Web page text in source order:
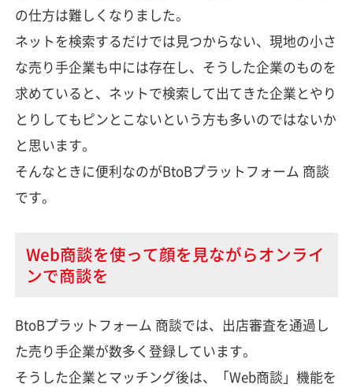
の仕方は難しくなりました。
ネットを検索するだけでは見つからない、現地の小さ
な売り手企業も中には存在し、そうした企業のものを
求めていると、ネットで検索して出てきた企業とやり
とりしてもピンとこないという方も多いのではないか
と思います。
そんなときに便利なのがBtoBプラットフォーム 商談
です。
Web商談を使って顔を見ながらオンライ
ンで商談を
BtoBプラットフォーム 商談では、出店審査を通過し
た売り手企業が数多く登録しています。
そうした企業とマッチング後は、「Web商談」機能を